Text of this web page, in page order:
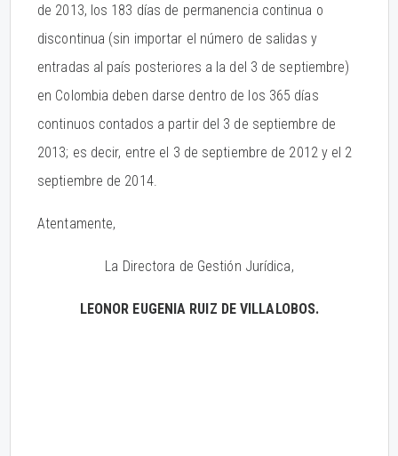
de 2013, los 183 días de permanencia continua o
discontinua (sin importar el número de salidas y
entradas al país posteriores a la del 3 de septiembre)
en Colombia deben darse dentro de los 365 días
continuos contados a partir del 3 de septiembre de
2013; es decir, entre el 3 de septiembre de 2012 y el 2
septiembre de 2014.
Atentamente,
La Directora de Gestión Jurídica,
LEONOR EUGENIA RUIZ DE VILLALOBOS.